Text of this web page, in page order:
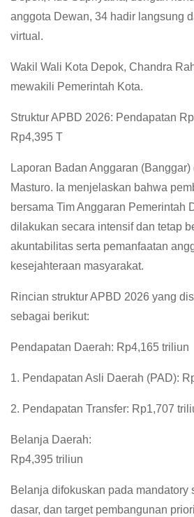
anggota Dewan, 34 hadir langsung
virtual.
Wakil Wali Kota Depok, Chandra
mewakili Pemerintah Kota.
Struktur APBD 2026: Pendapatan
Rp4,395 T
Laporan Badan Anggaran
Masturo. Ia menjelaskan bahwa
bersama Tim Anggaran Pemerintah
dilakukan secara intensif dan tetap
akuntabilitas serta pemanfaatan
kesejahteraan masyarakat.
Rincian struktur APBD 2026 yang
sebagai berikut:
Pendapatan Daerah: Rp4,165 triliun
1. Pendapatan Asli Daerah (PAD):
2. Pendapatan Transfer: Rp1,707
Belanja Daerah:
Rp4,395 triliun
Belanja difokuskan pada mandatory
dasar, dan target pembangunan